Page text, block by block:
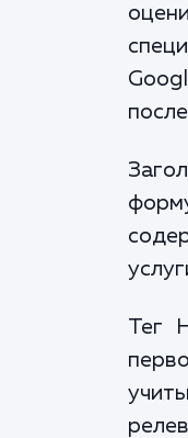
Тег